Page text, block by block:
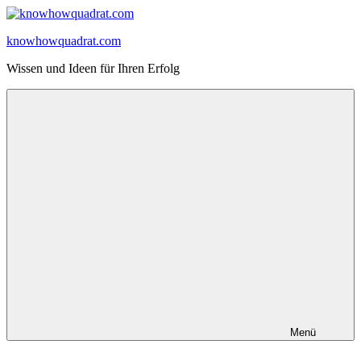
Zum
springen
knowhowquadrat.com
Wissen und Ideen für Ihren Erfolg
Menü